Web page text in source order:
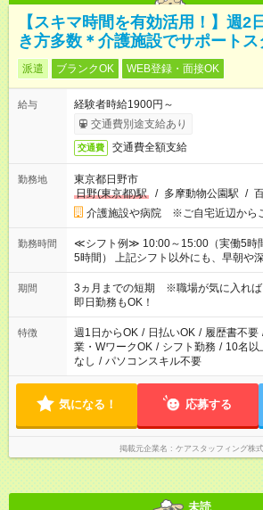
【スキマ時間を有効活用！】週2
き方多数＊介護施設でサポートス
派遣 ブランクOK WEB登録・面接OK
給与
経験者時給1900円～
交通費別途支給あり
交通費 交通費全額支給
勤務地
東京都日野市
日野(東京都)駅
/ 多摩動物公園駅 /
介護施設や病院 ※ご自宅近辺から
勤務時間
≪シフト例≫ 10:00～15:00（実働5時
5時間） 上記シフト以外にも、早朝や深夜など希望の時間帯お聞
かせください！ 事前に担当からヒア
心ください！
期間
3ヵ月までの短期 ※職場が気に入れ
即日勤務もOK！
特徴 週1日からOK / 日払いOK / 履歴書不要
業・WワークOK / シフト勤務 / 10名以
なし / パソコンスキル不要
気になる！ 応募する
掲載元企業名 ケアスタッフィング株
未読